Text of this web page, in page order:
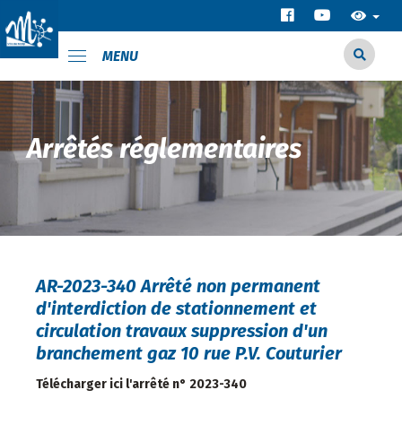
MENU
Arrêtés réglementaires
AR-2023-340 Arrêté non permanent
d'interdiction de stationnement et
circulation travaux suppression d'un
branchement gaz 10 rue P.V. Couturier
Télécharger ici l'arrêté n° 2023-340